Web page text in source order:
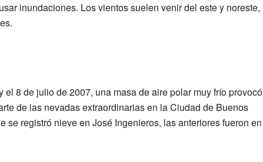
inundaciones. Los vientos suelen venir del este y noreste,
8 de julio de 2007, una masa de aire polar muy frío provocó
de las nevadas extraordinarias en la Ciudad de Buenos
registró nieve en José Ingenieros, las anteriores fueron en